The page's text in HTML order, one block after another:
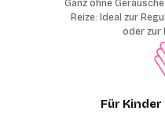
Ganz ohne
Reize: Ideal zur
oder zur
Für